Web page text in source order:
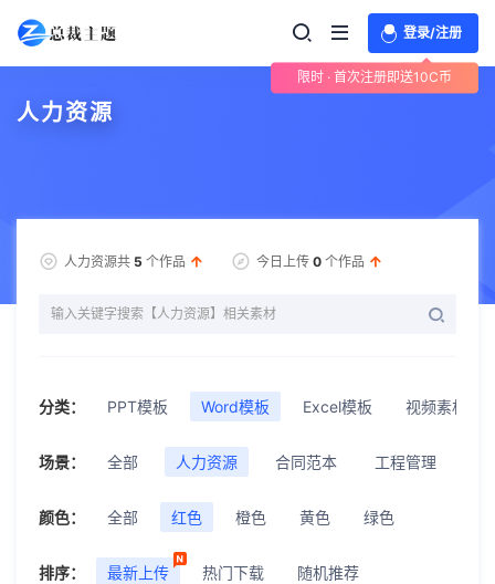
登录/注册
限时 · 首次注册即送10C币
人力资源
人力资源共 5 个作品 今日上传 0 个作品
分类： PPT模板 Word模板 Excel模板 视频素材
场景： 全部 人力资源 合同范本 工程管理
颜色： 全部 红色 橙色 黄色 绿色
排序： 最新上传 热门下载 随机推荐